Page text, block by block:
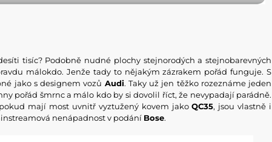
tisíc? Podobně nudné plochy stejnorodých a stejnobarevných
málokdo. Jenže tady to nějakým zázrakem pořád funguje. S
jako s designem vozů Audi. Taky už jen těžko rozeznáme jeden
pořád šmrnc a málo kdo by si dovolil říct, že nevypadají parádně.
mají most uvnitř vyztužený kovem jakoQC35, jsou vlastně i
nenápadnost v podání Bose.